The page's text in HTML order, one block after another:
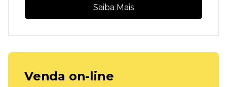
Saiba Mais
Venda on-line